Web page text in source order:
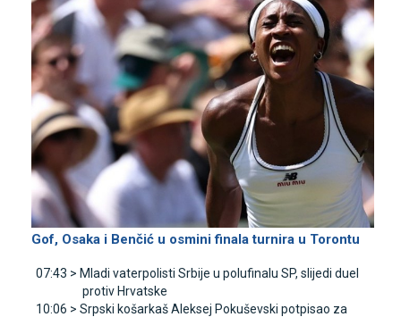
Gof, Osaka i Benčić u osmini finala turnira u Torontu
07:43 > Mladi vaterpolisti Srbije u polufinalu SP, slijedi duel
protiv Hrvatske
10:06 > Srpski košarkaš Aleksej Pokuševski potpisao za